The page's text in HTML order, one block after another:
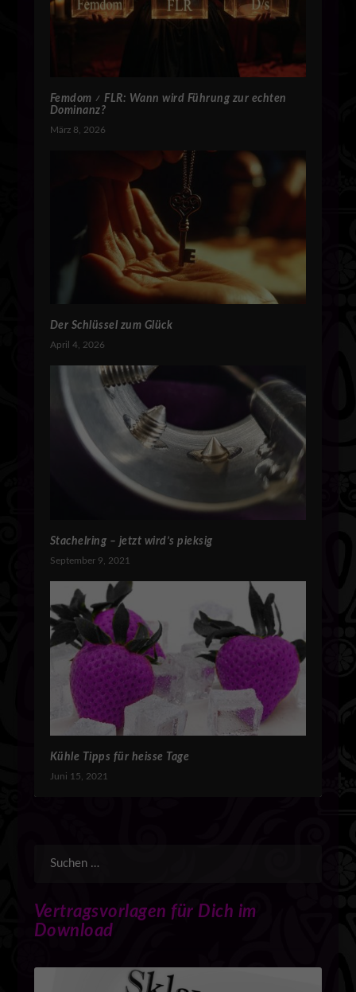
Femdom ≠ FLR: Wann wird Führung zur echten
Dominanz?
März 8, 2026
Der Schlüssel zum Glück
April 4, 2026
Stachelring – jetzt wird’s pieksig
September 9, 2021
Kühle Tipps für heisse Tage
Juni 15, 2021
Vertragsvorlagen für Dich im
Download